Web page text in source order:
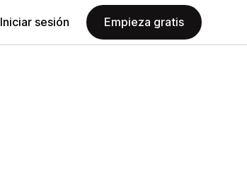
Iniciar sesión Empieza gratis